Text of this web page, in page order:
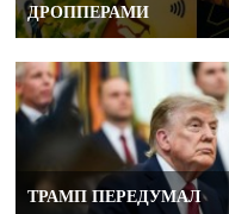
ДРОППЕРАМИ
ТРАМП ПЕРЕДУМАЛ